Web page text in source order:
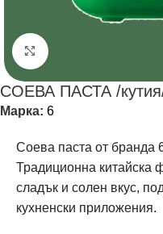
Щракнете за
СОЕВА ПАСТА /
Марка: 6
Соева паста от бранда
Традиционна китайска
сладък и солен вкус,
кухненски приложения.